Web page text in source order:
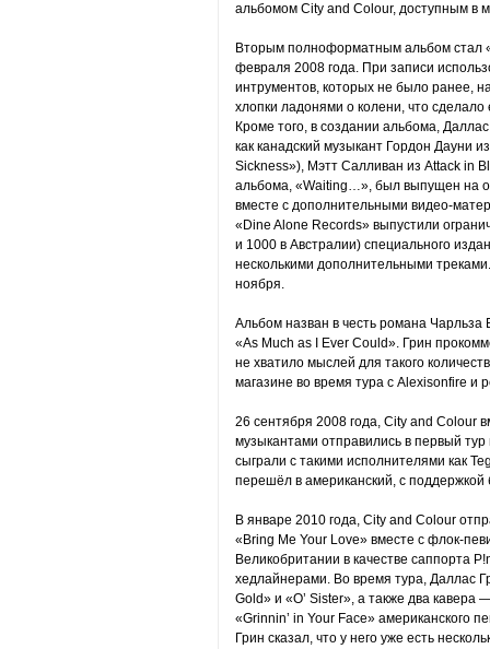
альбомом City and Colour, доступным в
Вторым полноформатным альбом стал
февраля 2008 года. При записи
интрументов, которых не было ранее,
хлопки ладонями о колени, что
Кроме того, в создании альбома,
как канадский музыкант Гордон Дауни
Sickness»), Мэтт Салливан из Attack in
альбома, «Waiting…», был выпущен на
вместе с дополнительными видео-
«Dine Alone Records» выпустили
и 1000 в Австралии) специального
несколькими дополнительными
ноября.
Альбом назван в честь романа Чарльза
«As Much as I Ever Could». Грин
не хватило мыслей для такого
магазине во время тура с Alexisonfire и
26 сентября 2008 года, City and Colour
музыкантами отправились в первый
сыграли с такими исполнителями как
перешёл в американский, с
В январе 2010 года, City and Colour
«Bring Me Your Love» вместе с флок-
Великобритании в качестве саппорта
хедлайнерами. Во время тура, Даллас
Gold» и «O’ Sister», а также два кавера
«Grinnin’ in Your Face» американского
Грин сказал, что у него уже есть